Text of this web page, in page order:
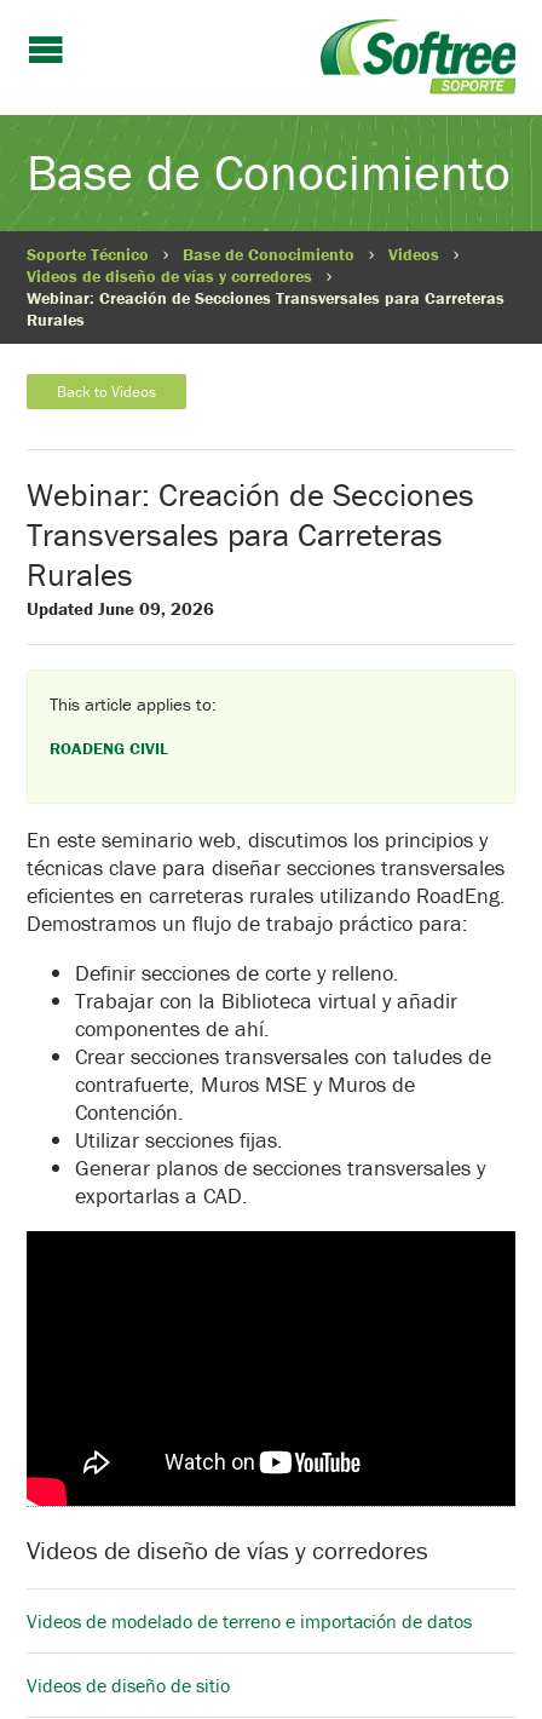
Base de Conocimiento
Soporte Técnico Base de Conocimiento
Videos
Videos de diseño de vías y corredores
Webinar: Creación de Secciones Transversales para Carreteras
Rurales
Back to Videos
Webinar: Creación de Secciones
Transversales para Carreteras
Rurales
Updated June 09, 2026
This article applies to:
ROADENG CIVIL
En este seminario web, discutimos los principios y
técnicas clave para diseñar secciones transversales
eficientes en carreteras rurales utilizando RoadEng.
Demostramos un flujo de trabajo práctico para:
Definir secciones de corte y relleno.
Trabajar con la Biblioteca virtual y añadir
componentes de ahí.
Crear secciones transversales con taludes de
contrafuerte, Muros MSE y Muros de
Contención.
Utilizar secciones fijas.
Generar planos de secciones transversales y
exportarlas a CAD.
Videos de diseño de vías y corredores
Videos de modelado de terreno e importación de datos
Videos de diseño de sitio